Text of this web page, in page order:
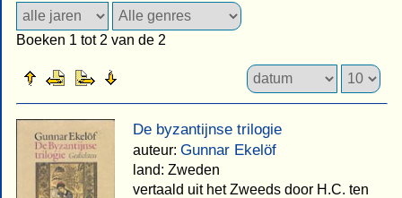
Boeken 1 tot 2 van de 2
De byzantijnse trilogie
auteur: Gunnar Ekelöf
land: Zweden
vertaald uit het Zweeds door H.C. ten